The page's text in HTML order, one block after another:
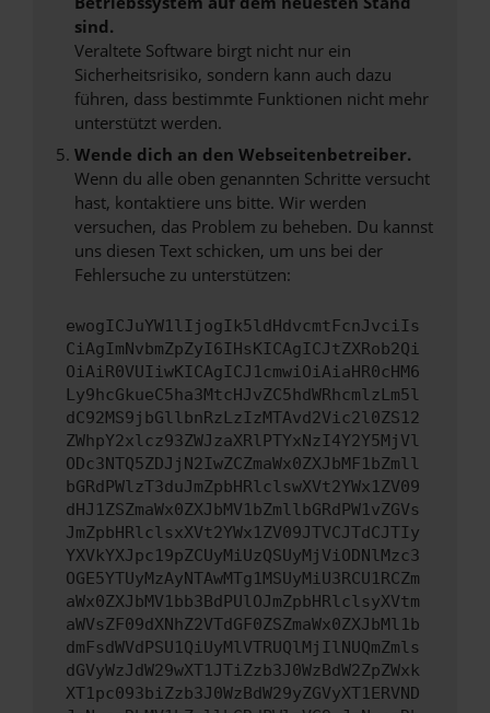
sind.
Veraltete Software birgt nicht nur ein
Sicherheitsrisiko, sondern kann auch dazu
führen, dass bestimmte Funktionen nicht mehr
unterstützt werden.
Wende dich an den Webseitenbetreiber.
Wenn du alle oben genannten Schritte versucht
hast, kontaktiere uns bitte. Wir werden
versuchen, das Problem zu beheben. Du kannst
uns diesen Text schicken, um uns bei der
Fehlersuche zu unterstützen:
ewogICJuYW1lIjogIk5ldHdvcmtFcnJvciIs
CiAgImNvbmZpZyI6IHsKICAgICJtZXRob2Qi
OiAiR0VUIiwKICAgICJ1cmwiOiAiaHR0cHM6
Ly9hcGkueC5ha3MtcHJvZC5hdWRhcmlzLm5l
dC92MS9jbGllbnRzLzIzMTAvd2Vic2l0ZS12
ZWhpY2xlcz93ZWJzaXRlPTYxNzI4Y2Y5MjVl
ODc3NTQ5ZDJjN2IwZCZmaWx0ZXJbMF1bZmll
bGRdPWlzT3duJmZpbHRlclswXVt2YWx1ZV09
dHJ1ZSZmaWx0ZXJbMV1bZmllbGRdPW1vZGVs
JmZpbHRlclsxXVt2YWx1ZV09JTVCJTdCJTIy
YXVkYXJpc19pZCUyMiUzQSUyMjViODNlMzc3
OGE5YTUyMzAyNTAwMTg1MSUyMiU3RCU1RCZm
aWx0ZXJbMV1bb3BdPUlOJmZpbHRlclsyXVtm
aWVsZF09dXNhZ2VTdGF0ZSZmaWx0ZXJbMl1b
dmFsdWVdPSU1QiUyMlVTRUQlMjIlNUQmZmls
dGVyWzJdW29wXT1JTiZzb3J0WzBdW2ZpZWxk
XT1pc093biZzb3J0WzBdW29yZGVyXT1ERVND